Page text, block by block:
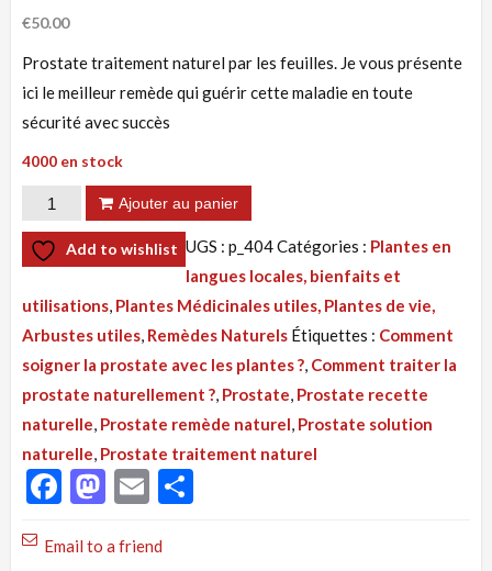
€50.00
Prostate traitement naturel par les feuilles. Je vous présente
ici le meilleur remède qui guérir cette maladie en toute
sécurité avec succès
4000 en stock
quantité
de
Tisane
:
Prostate
Traitement
Naturel
Par
Les
Feuilles
Ajouter au panier
Add to wishlist UGS : p_404Catégories : Plantes en
langues locales, bienfaits et
utilisations, Plantes Médicinales utiles, Plantes de vie,
Arbustes utiles, Remèdes Naturels Étiquettes : Comment
soigner la prostate avec les plantes ?, Comment traiter la
prostate naturellement ?, Prostate, Prostate recette
naturelle, Prostate remède naturel, Prostate solution
naturelle, Prostate traitement naturel
Facebook
Mastodon
Email
Email to a friend